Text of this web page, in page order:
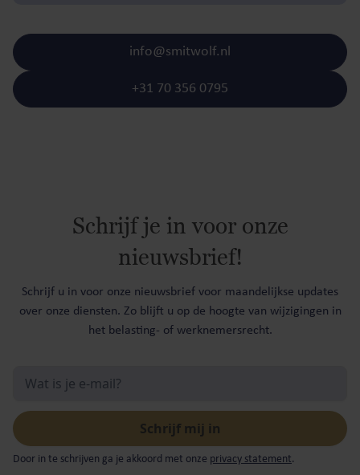
+31 70 356 0795
info@smitwolf.nl
Schrijf je in voor onze
nieuwsbrief!
Schrijf u in voor onze nieuwsbrief voor maandelijkse updates
over onze diensten. Zo blijft u op de hoogte van wijzigingen in
het belasting- of werknemersrecht.
Door in te schrijven ga je akkoord met onze privacy statement.